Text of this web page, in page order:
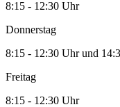
8:15 - 12:30 Uhr
Donnerstag
8:15 - 12:30 Uhr und
Freitag
8:15 - 12:30 Uhr